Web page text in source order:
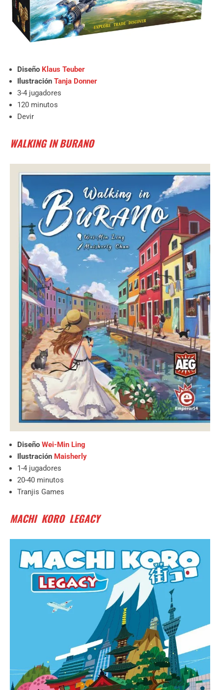
Diseño Klaus Teuber
Ilustración Tanja Donner
3-4 jugadores
120 minutos
Devir
WALKING IN BURANO
Diseño Wei-Min Ling
Ilustración Maisherly
1-4 jugadores
20-40 minutos
Tranjis Games
MACHI KORO LEGACY